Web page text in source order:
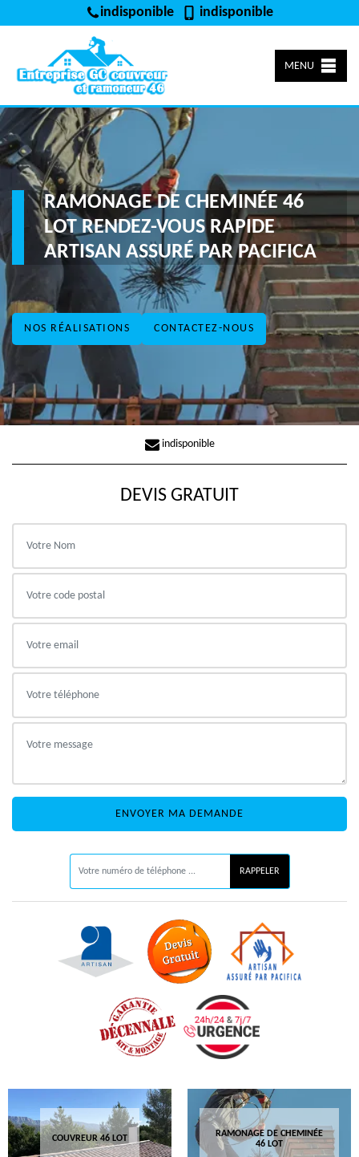
indisponible indisponible
MENU
NOS RÉALISATIONS CONTACTEZ-NOUS
RAMONAGE DE CHEMINÉE 46
LOT RENDEZ-VOUS RAPIDE
ARTISAN ASSURÉ PAR PACIFICA
indisponible
DEVIS GRATUIT
COUVREUR 46 LOT
RAMONAGE DE CHEMINÉE
46 LOT